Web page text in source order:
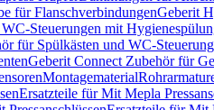
für FlanschverbindungenGeberit
Steuerungen mit
für Spülkästen und WC-
Geberit Connect Zubehör für
Montagematerial
Ersatzteile für Mit Mepla